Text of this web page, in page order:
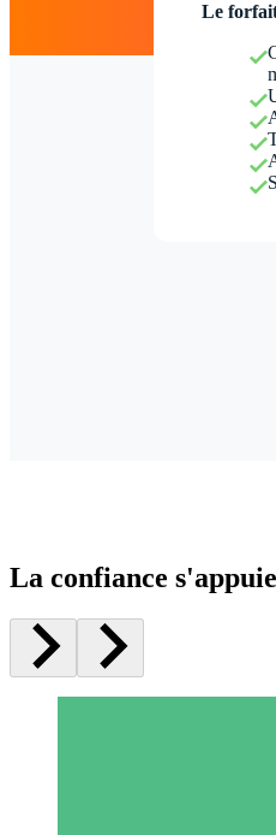
Le
La confiance